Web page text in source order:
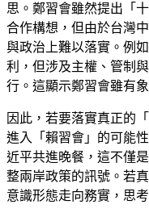
思。鄭習會雖然提出「
合作構想，但由於台灣
與政治上難以落實。例
利，但涉及主權、管制
行。這顯示鄭習會雖有
因此，若要落實真正的
進入「賴習會」的可能
近平共進晚餐，這不僅
整兩岸政策的訊號。若
意識形態走向務實，思